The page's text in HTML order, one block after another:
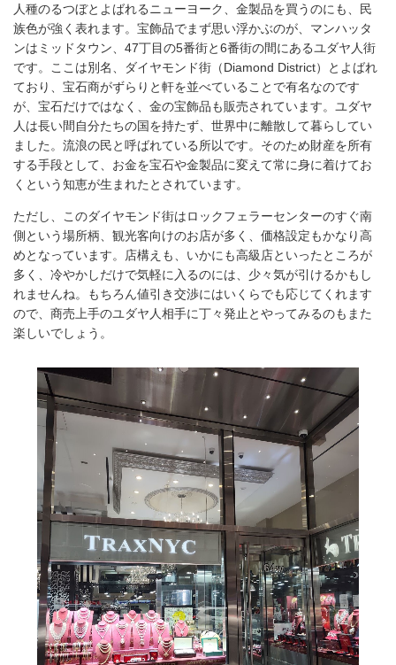
人種のるつぼとよばれるニューヨーク、金製品を買うのにも、民
族色が強く表れます。宝飾品でまず思い浮かぶのが、マンハッタ
ンはミッドタウン、47丁目の5番街と6番街の間にあるユダヤ人街
です。ここは別名、ダイヤモンド街（Diamond District）とよばれ
ており、宝石商がずらりと軒を並べていることで有名なのです
が、宝石だけではなく、金の宝飾品も販売されています。ユダヤ
人は長い間自分たちの国を持たず、世界中に離散して暮らしてい
ました。流浪の民と呼ばれている所以です。そのため財産を所有
する手段として、お金を宝石や金製品に変えて常に身に着けてお
くという知恵が生まれたとされています。
ただし、このダイヤモンド街はロックフェラーセンターのすぐ南
側という場所柄、観光客向けのお店が多く、価格設定もかなり高
めとなっています。店構えも、いかにも高級店といったところが
多く、冷やかしだけで気軽に入るのには、少々気が引けるかもし
れませんね。もちろん値引き交渉にはいくらでも応じてくれます
ので、商売上手のユダヤ人相手に丁々発止とやってみるのもまた
楽しいでしょう。